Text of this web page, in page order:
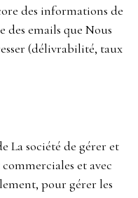
des informations de
des emails que Nous
(délivrabilité, taux
La société de gérer et
et avec
pour gérer les